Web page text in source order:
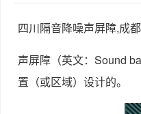
四川隔音降噪声屏障,成
声屏障（英文：Sound
置（或区域）设计的。